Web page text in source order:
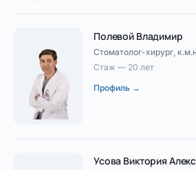
Полевой Владимир
Стоматолог-хирург,
Стаж — 20 лет
Профиль →
Усова Виктория